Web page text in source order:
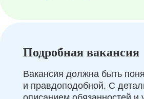
Подробная вакансия
Вакансия должна быть
и правдоподобной. С